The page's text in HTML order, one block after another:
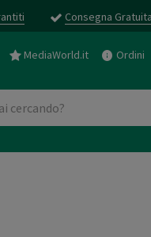
Consegna Gratuita
MediaWorld.it Ordini